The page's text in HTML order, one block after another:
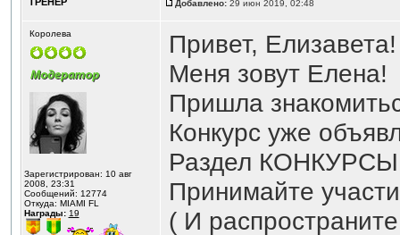
Добавлено:29 июн 2019, 02:48
Королева
Зарегистрирован: 10 авг
2008, 23:31
Сообщений: 12774
Откуда: MIAMI FL
Награды: 19
Привет, Елизавета!
Меня зовут Елена!
Пришла
Конкурс уже
Раздел КОНКУРСЫ
Принимайте
( И